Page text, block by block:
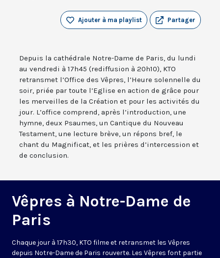
Partager
Ajouter à ma playlist
Depuis la cathédrale Notre-Dame de Paris, du lundi
au vendredi à 17h45 (rediffusion à 20h10), KTO
retransmet l’Office des Vêpres, l’Heure solennelle du
soir, priée par toute l’Eglise en action de grâce pour
les merveilles de la Création et pour les activités du
jour. L’office comprend, après l’introduction, une
hymne, deux Psaumes, un Cantique du Nouveau
Testament, une lecture brève, un répons bref, le
chant du Magnificat, et les prières d’intercession et
de conclusion.
Vêpres à Notre-Dame de
Paris
Chaque jour à 17h30, KTO filme et retransmet les Vêpres
depuis Notre-Dame de Paris rouverte. Les Vêpres font partie